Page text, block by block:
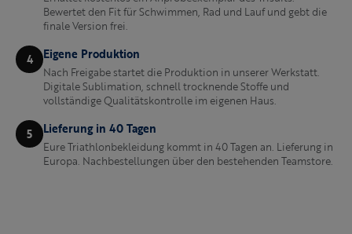
Bewertet den Fit für Schwimmen, Rad und Lauf und gebt die
finale Version frei.
4 Eigene Produktion
Nach Freigabe startet die Produktion in unserer Werkstatt.
Digitale Sublimation, schnell trocknende Stoffe und
vollständige Qualitätskontrolle im eigenen Haus.
5 Lieferung in 40 Tagen
Eure Triathlonbekleidung kommt in 40 Tagen an. Lieferung in
Europa. Nachbestellungen über den bestehenden Teamstore.